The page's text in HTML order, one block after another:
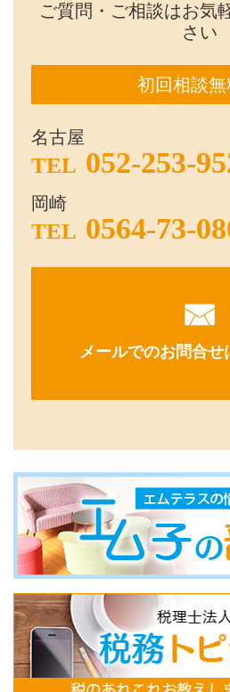
ご質問・ご相談はお気
さい
初回相談無
名古屋
TEL 052-253-
岡崎
TEL 0564-73-
メールでのお問合せ